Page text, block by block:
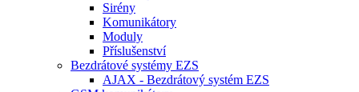
Sirény
Komunikátory
Moduly
Příslušenství
Bezdrátové systémy EZS
AJAX - Bezdrátový systém EZS